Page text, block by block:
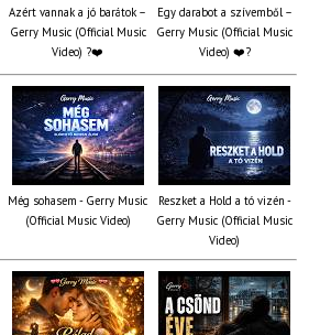
Azért vannak a jó barátok –
Gerry Music (Official Music
Video) ?❤️
Egy darabot a szívemből –
Gerry Music (Official Music
Video) ❤️?
Még sohasem - Gerry Music
(Official Music Video)
Reszket a Hold a tó vizén -
Gerry Music (Official Music
Video)